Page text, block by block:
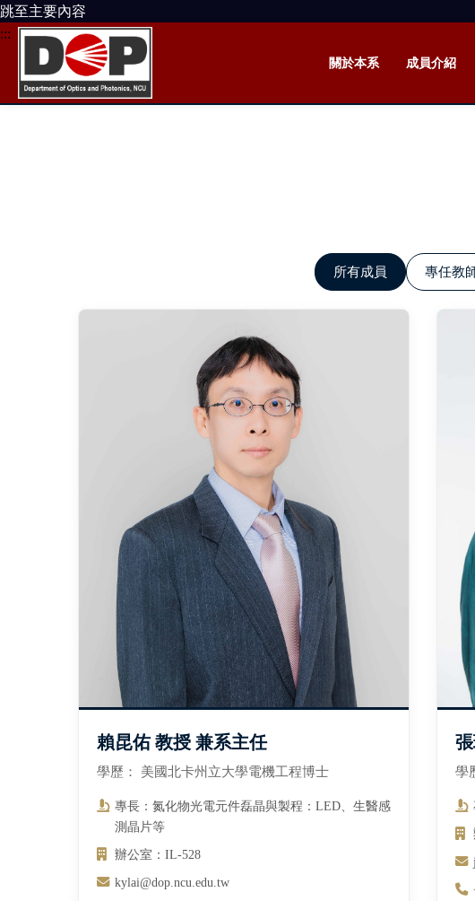
跳至主要內容
:::
關於本系 成員介紹
所有成員 專任教
賴昆佑 教授 兼系主任
學歷： 美國北卡州立大學電機工程博士
專長：氮化物光電元件磊晶與製程：LED、生醫感
測晶片等
辦公室：IL-528
kylai@dop.ncu.edu.tw
學